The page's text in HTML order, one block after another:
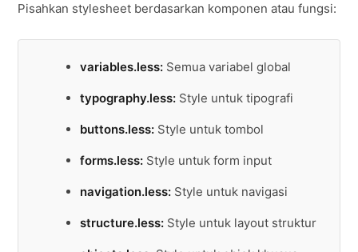
Pisahkan stylesheet berdasarkan komponen atau fungsi:
variables.less: Semua variabel global
typography.less: Style untuk tipografi
buttons.less: Style untuk tombol
forms.less: Style untuk form input
navigation.less: Style untuk navigasi
structure.less: Style untuk layout struktur